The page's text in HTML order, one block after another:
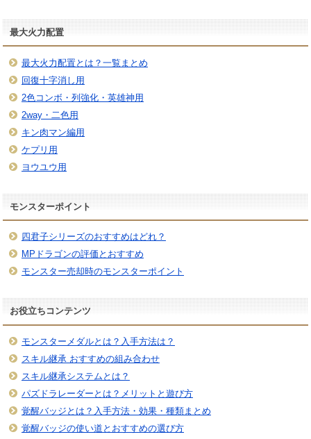
最大火力配置
最大火力配置とは？一覧まとめ
回復十字消し用
2色コンボ・列強化・英雄神用
2way・二色用
キン肉マン編用
ケプリ用
ヨウユウ用
モンスターポイント
四君子シリーズのおすすめはどれ？
MPドラゴンの評価とおすすめ
モンスター売却時のモンスターポイント
お役立ちコンテンツ
モンスターメダルとは？入手方法は？
スキル継承 おすすめの組み合わせ
スキル継承システムとは？
パズドラレーダーとは？メリットと遊び方
覚醒バッジとは？入手方法・効果・種類まとめ
覚醒バッジの使い道とおすすめの選び方